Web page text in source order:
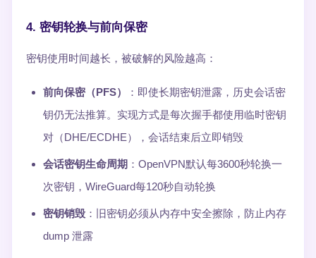
4. 密钥轮换与前向保密
密钥使用时间越长，被破解的风险越高：
前向保密（PFS）
：即使长期密钥泄露，历史会话密
钥仍无法推算。实现方式是每次握手都使用临时密钥
对（DHE/ECDHE），会话结束后立即销毁
会话密钥生命周期 ：OpenVPN默认每3600秒轮换一
次密钥，WireGuard每120秒自动轮换
密钥销毁 ：旧密钥必须从内存中安全擦除，防止内存
dump 泄露